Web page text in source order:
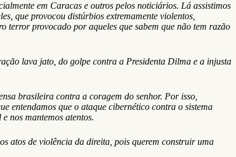
em Caracas e outros pelos noticiários. Lá assistimos
que provocou distúrbios extremamente violentos,
terror provocado por aqueles que sabem que não tem razão
lava jato, do golpe contra a Presidenta Dilma e a injusta
brasileira contra a coragem do senhor. Por isso,
entendamos que o ataque cibernético contra o sistema
nos mantemos atentos.
atos de violência da direita, pois querem construir uma